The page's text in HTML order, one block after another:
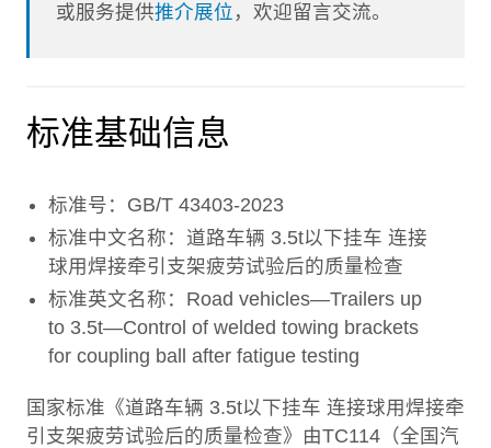
或服务提供推介展位 ，欢迎留言交流。
标准基础信息
标准号：GB/T 43403-2023
标准中文名称：道路车辆 3.5t以下挂车 连接
球用焊接牵引支架疲劳试验后的质量检查
标准英文名称：Road vehicles—Trailers up
to 3.5t—Control of welded towing brackets
for coupling ball after fatigue testing
国家标准《道路车辆 3.5t以下挂车 连接球用焊接牵
引支架疲劳试验后的质量检查》由TC114（全国汽